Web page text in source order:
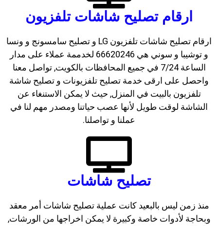
ارقام تصليح شاشات تلفزيون
ارقام تصليح شاشات تلفزيون LG و تصليح سامسونج و ونسا
و توشيبا و سوني هي 66620246 لخدممة عملاء على مدار
الساعة 7/24 في جميع المحافظات بالكويت, تواصل معنا
واحصل على ارقى خدمة تصليح تلفزيونات و تصليح شاشة
تلفزيون بالبيت في المنزل, حيث لا يمكن الاستنغاء عن
الشاشة لوقت طويل لأنها عصب حياتنا ومصدر مهم لنا في
عملنا و تواصلنا.
تصليح شاشات
منذ زمن ليس بالبعيد كانت عملية تصليح شاشات أمر معقد
وبحاجة لأدوات خاصة وكبيرة لا يمكن اخراجها من الورشات,